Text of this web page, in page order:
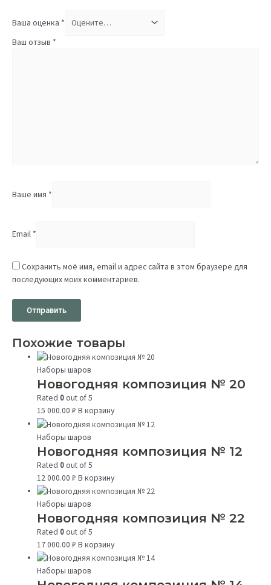
Ваша оценка *
Ваш отзыв *
Ваше имя *
Email *
Сохранить моё имя, email и адрес сайта в этом браузере для
последующих моих комментариев.
Похожие товары
Наборы шаров
Новогодняя композиция № 20
Rated0out of 5
15 000.00₽ В корзину
Наборы шаров
Новогодняя композиция № 12
Rated0out of 5
12 000.00₽ В корзину
Наборы шаров
Новогодняя композиция № 22
Rated0out of 5
17 000.00₽ В корзину
Наборы шаров